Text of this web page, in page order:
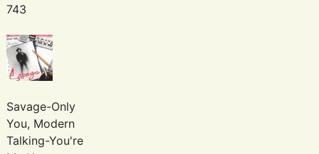
743
Savage-Only
You, Modern
Talking-You're